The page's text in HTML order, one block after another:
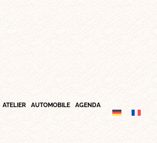
ATELIER AUTOMOBILE AGENDA